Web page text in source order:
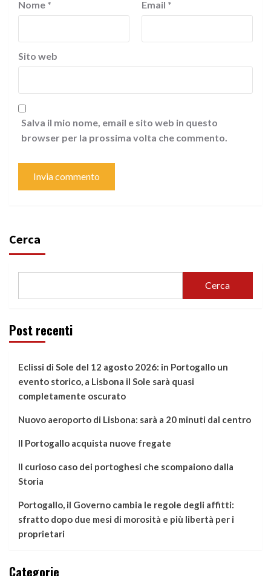
Nome * Email *
Sito web
Salva il mio nome, email e sito web in questo
browser per la prossima volta che commento.
Cerca
Cerca
Post recenti
Eclissi di Sole del 12 agosto 2026: in Portogallo un
evento storico, a Lisbona il Sole sarà quasi
completamente oscurato
Nuovo aeroporto di Lisbona: sarà a 20 minuti dal centro
Il Portogallo acquista nuove fregate
Il curioso caso dei portoghesi che scompaiono dalla
Storia
Portogallo, il Governo cambia le regole degli affitti:
sfratto dopo due mesi di morosità e più libertà per i
proprietari
Categorie